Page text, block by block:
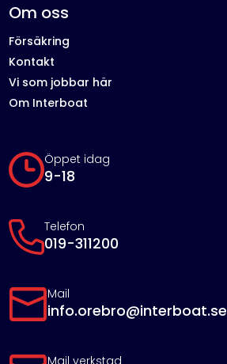
Öppet idag
9-18
Telefon
019-311200
Mail
info.orebro@interboat.se
Mail verkstad
Om oss
Försäkring
Kontakt
Vi som jobbar här
Om Interboat